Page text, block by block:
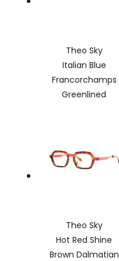
Theo Sky
Italian Blue
Francorchamps
Greenlined
Theo Sky
Hot Red Shine
Brown Dalmatian